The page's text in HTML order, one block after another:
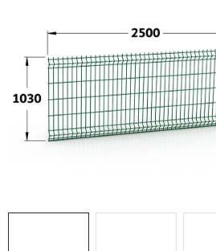
KOMPOSTÉRY
BETÓNOVÉ PLOTY
AKCIA - MIERNE POŠKODENÝ TOVAR